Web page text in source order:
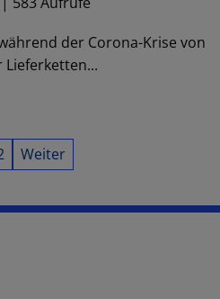
der Corona-Krise von
Weiter